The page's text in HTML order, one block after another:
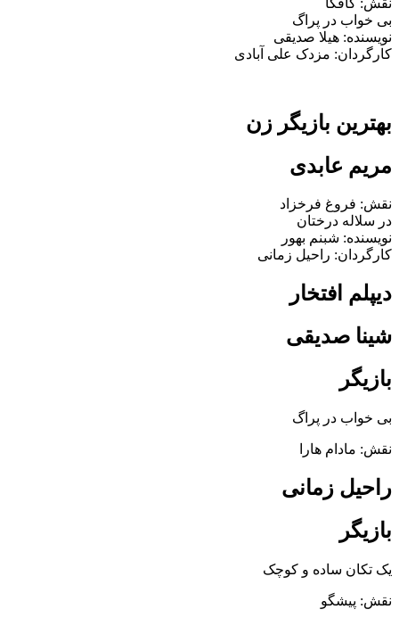
بی‌ خواب در پراگ
نویسنده: هیلا صدیقی
کارگردان: مزدک علی‌ آبادی
بهترین بازیگر زن
مریم عابدی
نقش: فروغ فرخزاد
در سلاله درختان
نویسنده: شبنم بهور
کارگردان: راحیل زمانی‌
دیپلم افتخار
شینا صدیقی
بازیگر
بی‌ خواب در پراگ
نقش: مادام هارا
راحیل زمانی‌
بازیگر
یک تکان ساده و کوچک
نقش: پیشگو